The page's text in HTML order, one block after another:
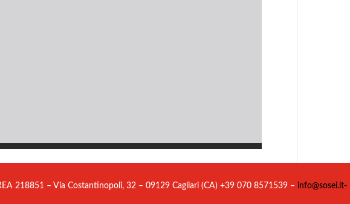
218851 – Via Costantinopoli, 32 – 09129 Cagliari (CA) +39 070 8571539 – info@sosei.it-